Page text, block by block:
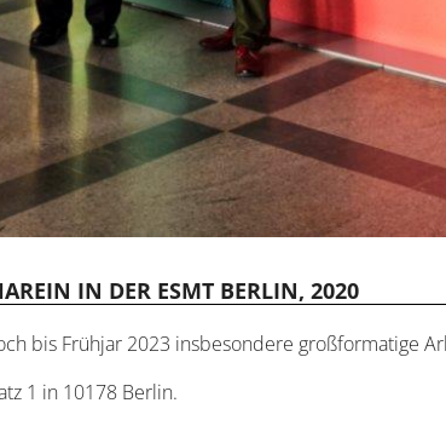
IN DER ESMT BERLIN, 2020
bis Frühjar 2023 insbesondere großformatige
1 in 10178 Berlin.